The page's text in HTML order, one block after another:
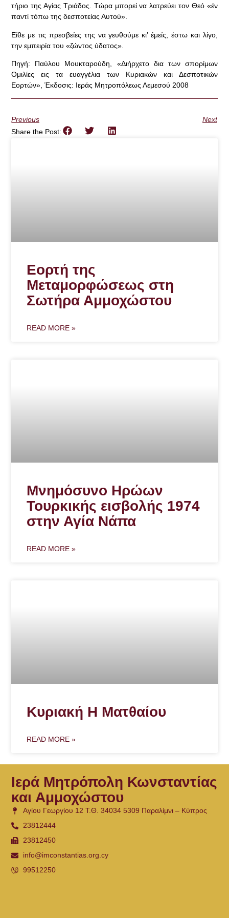
τήριο της Αγίας Τριάδος. Τώρα μπορεί να λατρεύει τον Θεό «έν
παντί τόπω της δεσποτείας Αυτού».
Είθε με τις πρεσβείες της να γευθούμε κι’ έμείς, έστω και λίγο,
την εμπειρία του «ζώντος ύδατος».
Πηγή: Παύλου Μουκταρούδη, «Διήρχετο δια των σπορίμων
Ομιλίες εις τα ευαγγέλια των Κυριακών και Δεσποτικών
Εορτών», Έκδοσις: Ιεράς Μητροπόλεως Λεμεσού 2008
Previous
Next
Share the Post:
Εορτή της
Μεταμορφώσεως στη
Σωτήρα Αμμοχώστου
READ MORE »
Μνημόσυνο Ηρώων
Τουρκικής εισβολής 1974
στην Αγία Νάπα
READ MORE »
Κυριακή Η Ματθαίου
READ MORE »
Ιερά Μητρόπολη Κωνσταντίας
και Αμμοχώστου
Αγίου Γεωργίου 12 Τ.Θ. 34034 5309 Παραλίμνι – Κύπρος
23812444
23812450
info@imconstantias.org.cy
99512250